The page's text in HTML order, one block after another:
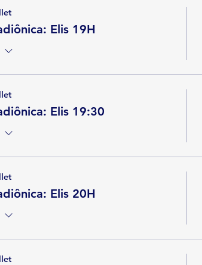
Elis 19H
Elis 19:30
Elis 20H